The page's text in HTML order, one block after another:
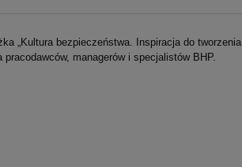
„Kultura bezpieczeństwa. Inspiracja do tworzenia
managerów i specjalistów BHP.